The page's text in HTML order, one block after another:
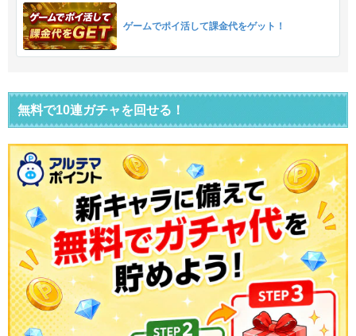
ゲームでポイ活して課金代をゲット！
無料で10連ガチャを回せる！